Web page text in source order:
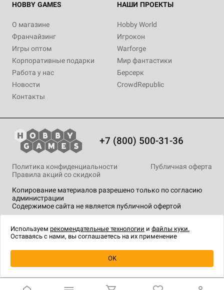
HOBBY GAMES
О магазине
Франчайзинг
Игры оптом
Корпоративные подарки
Работа у нас
Новости
Контакты
НАШИ ПРОЕКТЫ
Hobby World
Игрокон
Warforge
Мир фантастики
Берсерк
CrowdRepublic
+7 (800) 500-31-36
Копирование материалов разрешено только по согласию
администрации
Содержимое сайта не является публичной офертой
Политика конфиденциальности
Публичная оферта
Правила акций со скидкой
технологии.
Используем рекомендательные технологии и файлы куки.
Оставаясь с нами, вы соглашаетесь на их применение
OK